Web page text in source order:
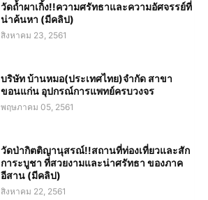
วัดถ้ำผาเกิ้ง!!ความศรัทธาและความอัศจรรย์ที่
น่าค้นหา (มีคลิป)
สิงหาคม 23, 2561
บริษัท บ้านหมอ(ประเทศไทย)จำกัด สาขา
ขอนแก่น อุปกรณ์การแพทย์ครบวงจร
พฤษภาคม 05, 2561
วัดป่ากิตติญานุสรณ์!!สถานที่ท่องเที่ยวและสัก
การะบูชา ที่สวยงามและน่าศรัทธา ของภาค
อีสาน (มีคลิป)
สิงหาคม 22, 2561